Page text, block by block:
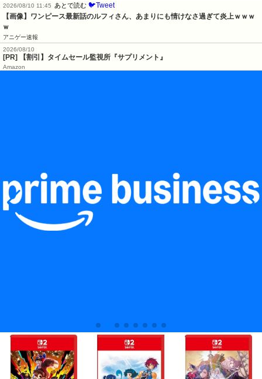
2026/08/10 11:45
あとで読む 🐦Tweet
【画像】ワンピース最新話のルフィさん、あまりにも情けなさ過ぎて炎上ｗｗｗ
ｗ
アニゲー速報
2026/08/10
[PR] 【割引】タイムセール監視所『サプリメント』
Amazon